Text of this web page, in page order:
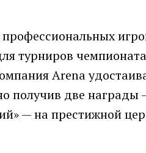
турниров
Arena
получив две награды
— на престижной